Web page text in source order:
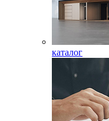
каталог